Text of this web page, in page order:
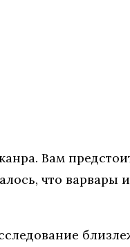
Вам
что варвары